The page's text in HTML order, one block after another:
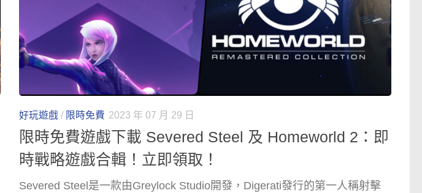
好玩遊戲 / 限時免費 2023 年 07 月 29 日
限時免費遊戲下載 Severed Steel 及 Homeworld 2：即
時戰略遊戲合輯！立即領取！
Severed Steel是一款由Greylock Studio開發，Digerati發行的第一人稱射擊